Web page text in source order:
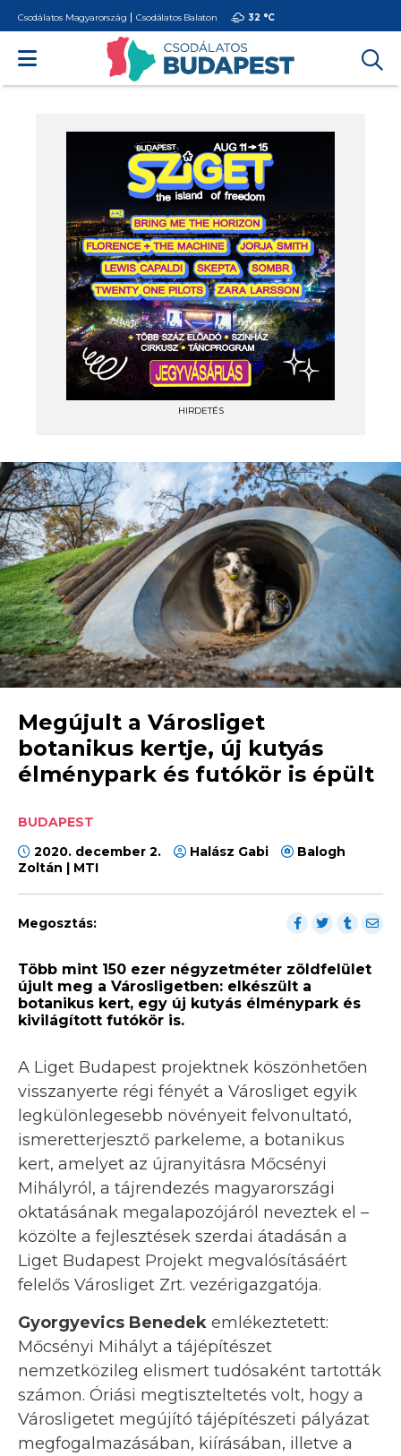
Csodálatos Magyarország Csodálatos Balaton 32 °C
HIRDETÉS
Megújult a Városliget
botanikus kertje, új kutyás
élménypark és futókör is épült
BUDAPEST
2020. december 2.
Halász Gabi
Balogh
Zoltán | MTI
Megosztás:
Több mint 150 ezer négyzetméter zöldfelület
újult meg a Városligetben: elkészült a
botanikus kert, egy új kutyás élménypark és
kivilágított futókör is.
A Liget Budapest projektnek köszönhetően
visszanyerte régi fényét a Városliget egyik
legkülönlegesebb növényeit felvonultató,
ismeretterjesztő parkeleme, a botanikus
kert, amelyet az újranyitásra Mőcsényi
Mihályról, a tájrendezés magyarországi
oktatásának megalapozójáról neveztek el –
közölte a fejlesztések szerdai átadásán a
Liget Budapest Projekt megvalósításáért
felelős Városliget Zrt. vezérigazgatója.
Gyorgyevics Benedek emlékeztetett:
Mőcsényi Mihályt a tájépítészet
nemzetközileg elismert tudósaként tartották
számon. Óriási megtiszteltetés volt, hogy a
Városligetet megújító tájépítészeti pályázat
megfogalmazásában, kiírásában, illetve a